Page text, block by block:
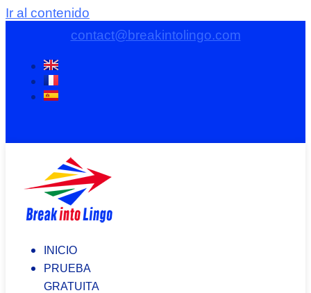
Ir al contenido
contact@breakintolingo.com
INICIO
PRUEBA
GRATUITA